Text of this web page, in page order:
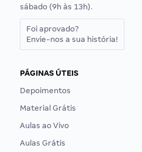
sábado (9h às 13h).
Foi aprovado?
Envie-nos a sua história!
PÁGINAS ÚTEIS
Depoimentos
Material Grátis
Aulas ao Vivo
Aulas Grátis